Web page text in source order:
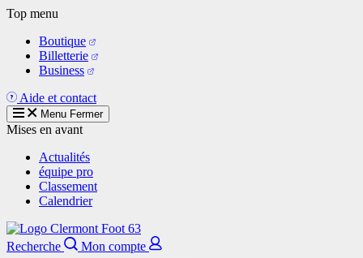
Aller
contenu
principal
Top menu
Boutique
Billetterie
Business
Aide et contact
Menu Fermer
Mises en avant
Actualités
équipe pro
Classement
Calendrier
Recherche
Mon compte